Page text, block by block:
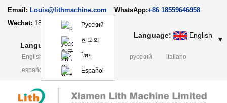
Email: Louis@lithmachine.com WhatsApp:+86 18559646958
Wechat: 18659217588
Language: English ▼
Language: English
Русский
한국의
ไทย
Español
English français русский
italiano
español
日本語 Polski